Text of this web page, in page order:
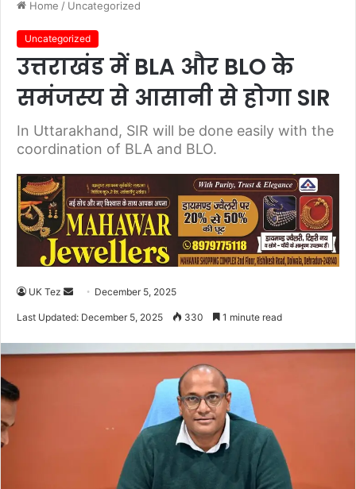
Home / Uncategorized
Uncategorized
उत्तराखंड में BLA और BLO के
समंजस्य से आसानी से होगा SIR
In Uttarakhand, SIR will be done easily with the
coordination of BLA and BLO.
UK Tez
e
December 5, 2025
Last Updated: December 5, 2025 330 1 minute read